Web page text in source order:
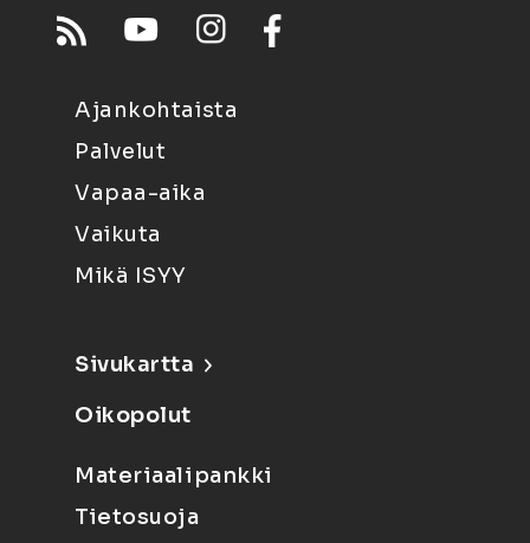
Ajankohtaista
Palvelut
Vapaa-aika
Vaikuta
Mikä ISYY
Sivukartta
Oikopolut
Materiaalipankki
Tietosuoja